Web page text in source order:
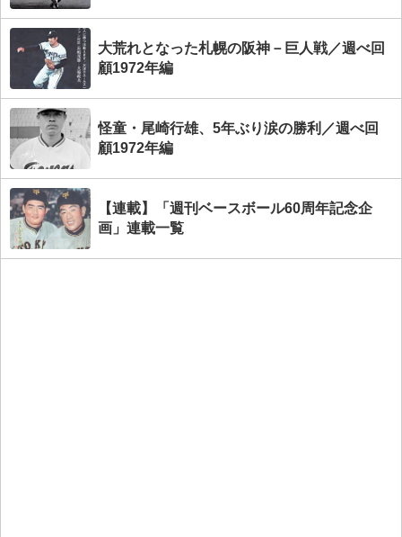
大荒れとなった札幌の阪神－巨人戦／週べ回
顧1972年編
怪童・尾崎行雄、5年ぶり涙の勝利／週べ回
顧1972年編
【連載】「週刊ベースボール60周年記念企
画」連載一覧